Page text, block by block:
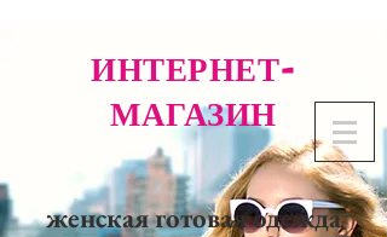
ИНТЕРНЕТ-
МАГАЗИН
женская готовая одежда